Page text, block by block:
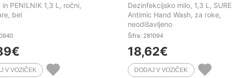
in PENILNIK 1,3 L, ročni,
bel
€
Dezinfekcijsko milo, 1,3 L, SURE
Antimic Hand Wash, za roke,
neodišavljeno
Šifra: 281094
18,62€